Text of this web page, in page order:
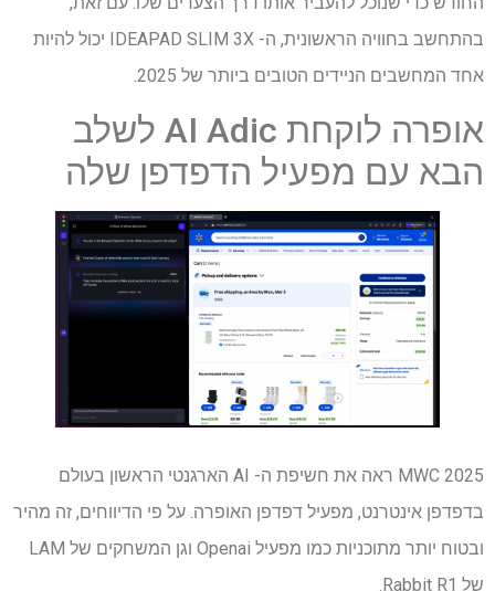
בהתחשב בחוויה הראשונית, ה- IDEAPAD SLIM 3X יכול להיות
אחד המחשבים הניידים הטובים ביותר של 2025.
אופרה לוקחת AI Adic לשלב
הבא עם מפעיל הדפדפן שלה
MWC 2025 ראה את חשיפת ה- AI הארגנטי הראשון בעולם
בדפדפן אינטרנט, מפעיל דפדפן האופרה. על פי הדיווחים, זה מהיר
ובטוח יותר מתוכניות כמו מפעיל Openai וגן המשחקים של LAM
של Rabbit R1.